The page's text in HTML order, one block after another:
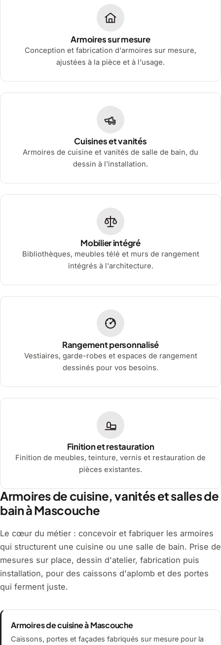
Armoires sur mesure
Conception et fabrication d'armoires sur mesure,
ajustées à la pièce et à l'usage.
Cuisines et vanités
Armoires de cuisine et vanités de salle de bain, du
dessin à l'installation.
Mobilier intégré
Bibliothèques, meubles télé et murs de rangement
intégrés à l'architecture.
Rangement personnalisé
Vestiaires, garde-robes et espaces de rangement
dessinés pour vos besoins.
Finition et restauration
Finition de meubles, teinture, vernis et restauration de
pièces existantes.
Armoires de cuisine, vanités et salles de
bain à Mascouche
Le cœur du métier : concevoir et fabriquer les armoires
qui structurent une cuisine ou une salle de bain. Prise de
mesures sur place, dessin d'atelier, fabrication puis
installation, pour des caissons d'aplomb et des portes
qui ferment juste.
Armoires de cuisine à Mascouche
Caissons, portes et façades fabriqués sur mesure pour la